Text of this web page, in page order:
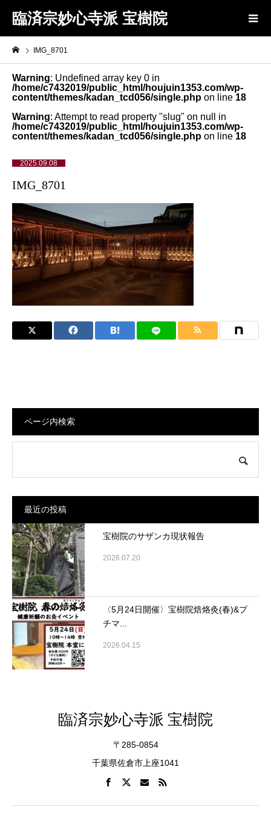
臨済宗妙心寺派 宝樹院
IMG_8701
Warning: Undefined array key 0 in
/home/c7432019/public_html/houjuin1353.com/wp-
content/themes/kadan_tcd056/single.php on line 18
Warning: Attempt to read property "slug" on null in
/home/c7432019/public_html/houjuin1353.com/wp-
content/themes/kadan_tcd056/single.php on line 18
2025.09.08
IMG_8701
ページ内検索
最近の投稿
宝樹院のサザンカ現状報告
2026.07.20
〈5月24日開催〉宝樹院焙烙灸(春)&プ
チマ...
2026.04.15
臨済宗妙心寺派 宝樹院
〒285-0854
千葉県佐倉市上座1041